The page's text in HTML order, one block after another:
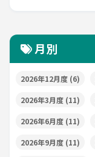
月別
2026年12月度 (6)
2026年3月度 (11)
2026年6月度 (11)
2026年9月度 (11)